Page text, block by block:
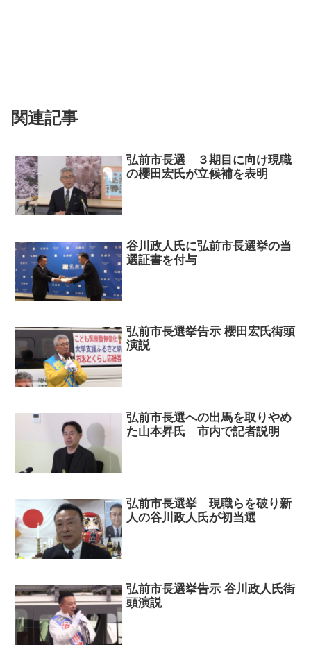
関連記事
弘前市長選 ３期目に向け現職
の櫻田宏氏が立候補を表明
谷川政人氏に弘前市長選挙の当
選証書を付与
弘前市長選挙告示 櫻田宏氏街頭
演説
弘前市長選への出馬を取りやめ
た山本昇氏 市内で記者説明
弘前市長選挙 現職らを破り新
人の谷川政人氏が初当選
弘前市長選挙告示 谷川政人氏街
頭演説